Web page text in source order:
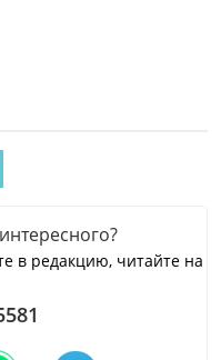
в редакцию, читайте на